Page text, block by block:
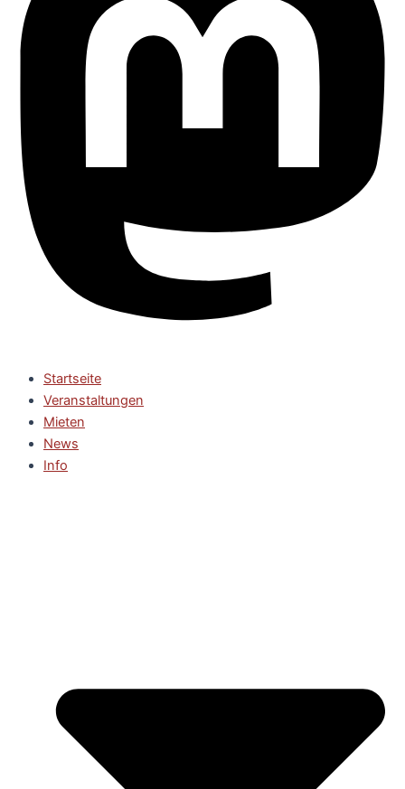
Startseite
Veranstaltungen
Mieten
News
Info